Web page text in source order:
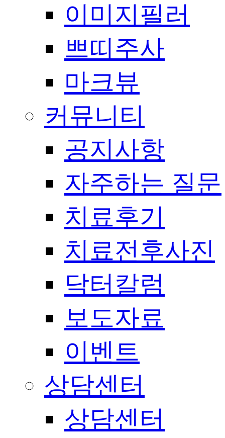
이미지필러
쁘띠주사
마크뷰
커뮤니티
공지사항
자주하는 질문
치료후기
치료전후사진
닥터칼럼
보도자료
이벤트
상담센터
상담센터